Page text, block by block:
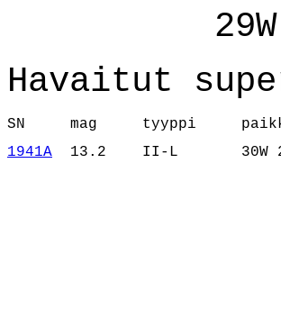
29W
Havaitut
SN     mag     tyyppi
1941A
13.2    II-L       30W